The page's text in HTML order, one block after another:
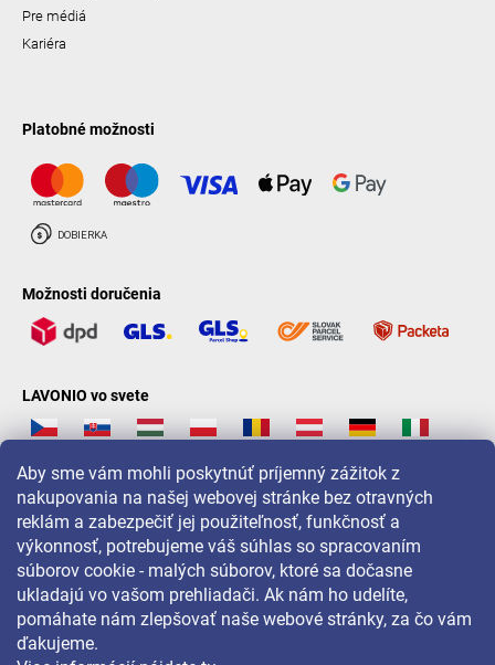
Aby sme vám mohli poskytnúť príjemný zážitok z
nakupovania na našej webovej stránke bez otravných
reklám a zabezpečiť jej použiteľnosť, funkčnosť a
výkonnosť, potrebujeme váš súhlas so spracovaním
súborov cookie - malých súborov, ktoré sa dočasne
ukladajú vo vašom prehliadači. Ak nám ho udelíte,
pomáhate nám zlepšovať naše webové stránky, za čo vám
ďakujeme.
Pre médiá
Kariéra
Platobné možnosti
Možnosti doručenia
LAVONIO vo svete
Pre akcie, súťaže a zľavy nás sledujte na: